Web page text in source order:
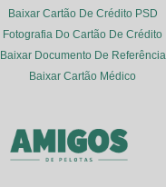
Baixar Cartão De Crédito PSD
Fotografia Do Cartão De Crédito
Baixar Documento De Referência
Baixar Cartão Médico